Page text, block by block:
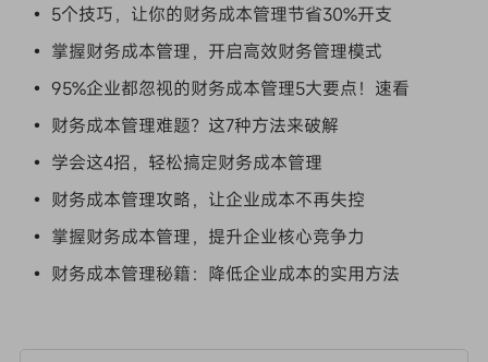
• 5个技巧，让你的财务成本管理节省30%开支
• 掌握财务成本管理，开启高效财务管理模式
• 95%企业都忽视的财务成本管理5大要点！速看
• 财务成本管理难题？这7种方法来破解
• 学会这4招，轻松搞定财务成本管理
• 财务成本管理攻略，让企业成本不再失控
• 掌握财务成本管理，提升企业核心竞争力
• 财务成本管理秘籍：降低企业成本的实用方法